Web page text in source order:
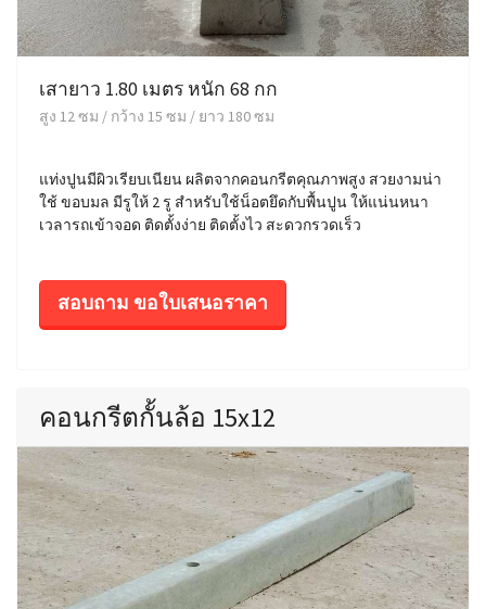
เสายาว 1.80 เมตร หนัก 68 กก
สูง 12 ซม / กว้าง 15 ซม / ยาว 180 ซม
แท่งปูนมีผิวเรียบเนียน ผลิตจากคอนกรีตคุณภาพสูง สวยงามน่า
ใช้ ขอบมล มีรูให้ 2 รู สำหรับใช้น็อตยึดกับพื้นปูน ให้แน่นหนา
เวลารถเข้าจอด ติดตั้งง่าย ติดตั้งไว สะดวกรวดเร็ว
สอบถาม ขอใบเสนอราคา
คอนกรีตกั้นล้อ 15x12